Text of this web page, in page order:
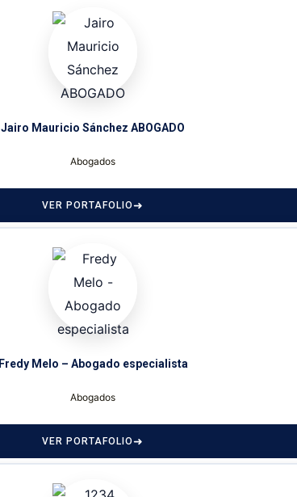
Jairo Mauricio Sánchez ABOGADO
Abogados
VER PORTAFOLIO
Fredy Melo – Abogado especialista
Abogados
VER PORTAFOLIO